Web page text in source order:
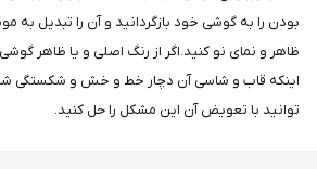
بودن را به گوشی خود بازگردانید و آن را تبدیل به
ظاهر و نمای نو کنید.اگر از رنگ اصلی و یا ظاهر
اینکه قاب و شاسی آن دچار خط و خش و شکستگی
توانید با تعویض آن این مشکل را حل کنید.